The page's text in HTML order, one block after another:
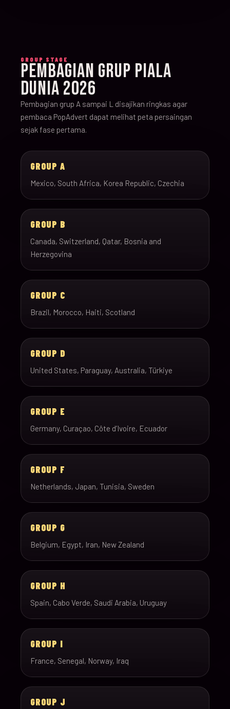
GROUP STAGE
PEMBAGIAN GRUP PIALA
DUNIA 2026
Pembagian grup A sampai L disajikan ringkas agar
pembaca PopAdvert dapat melihat peta persaingan
sejak fase pertama.
GROUP A
Mexico, South Africa, Korea Republic, Czechia
GROUP B
Canada, Switzerland, Qatar, Bosnia and
Herzegovina
GROUP C
Brazil, Morocco, Haiti, Scotland
GROUP D
United States, Paraguay, Australia, Türkiye
GROUP E
Germany, Curaçao, Côte d’Ivoire, Ecuador
GROUP F
Netherlands, Japan, Tunisia, Sweden
GROUP G
Belgium, Egypt, Iran, New Zealand
GROUP H
Spain, Cabo Verde, Saudi Arabia, Uruguay
GROUP I
France, Senegal, Norway, Iraq
GROUP J